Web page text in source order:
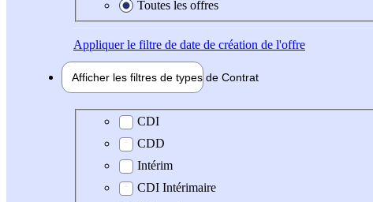
Toutes les offres
Appliquerle filtre de date de création de l'offre
Afficher les filtres de types de Contrat
Type de contrat
CDI
CDD
Intérim
CDI Intérimaire